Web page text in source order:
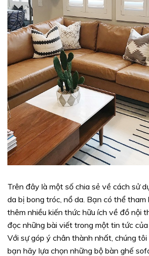
Trên đây là một số chia sẻ về cách sử
da bị bong tróc, nổ da. Bạn có thể tham
thêm nhiều kiến thức hữu ích về đồ nội
đọc những bài viết trong một tin tức của
Với sự góp ý chân thành nhất, chúng
bạn hãy lựa chọn những bộ bàn ghế